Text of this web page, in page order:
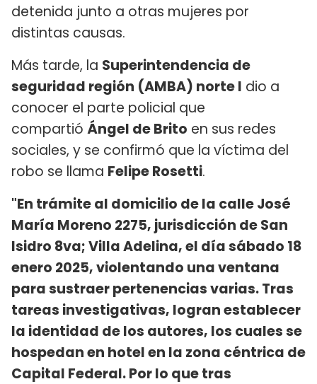
detenida junto a otras mujeres por
distintas causas.
Más tarde, la Superintendencia de
seguridad región (AMBA) norte I dio a
conocer el parte policial que
compartió Ángel de Brito en sus redes
sociales, y se confirmó que la víctima del
robo se llama Felipe Rosetti.
"En trámite al domicilio de la calle José
María Moreno 2275, jurisdicción de San
Isidro 8va; Villa Adelina, el día sábado 18
enero 2025, violentando una ventana
para sustraer pertenencias varias. Tras
tareas investigativas, logran establecer
la identidad de los autores, los cuales se
hospedan en hotel en la zona céntrica de
Capital Federal. Por lo que tras